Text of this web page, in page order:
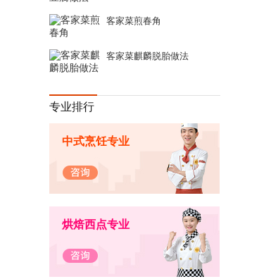
客家菜煎春角
客家菜麒麟脱胎做法
专业排行
中式烹饪专业
烘焙西点专业